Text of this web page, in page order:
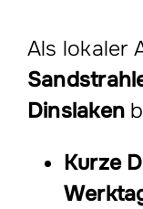
Als lokaler
Dinslaken
Kurze